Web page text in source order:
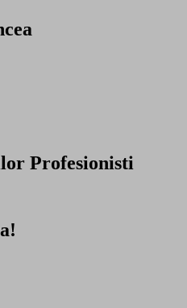
Profesionisti